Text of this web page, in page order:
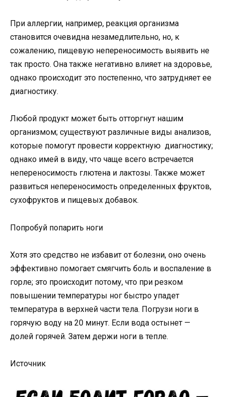
При аллергии, например, реакция организма
становится очевидна незамедлительно, но, к
сожалению, пищевую непереносимость выявить не
так просто. Она также негативно влияет на здоровье,
однако происходит это постепенно, что затрудняет ее
диагностику.
Любой продукт может быть отторгнут нашим
организмом; существуют различные виды анализов,
которые помогут провести корректную диагностику;
однако имей в виду, что чаще всего встречается
непереносимость глютена и лактозы. Также может
развиться непереносимость определенных фруктов,
сухофруктов и пищевых добавок.
Попробуй попарить ноги
Хотя это средство не избавит от болезни, оно очень
эффективно помогает смягчить боль и воспаление в
горле; это происходит потому, что при резком
повышении температуры ног быстро упадет
температура в верхней части тела. Погрузи ноги в
горячую воду на 20 минут. Если вода остынет —
долей горячей. Затем держи ноги в тепле.
Источник